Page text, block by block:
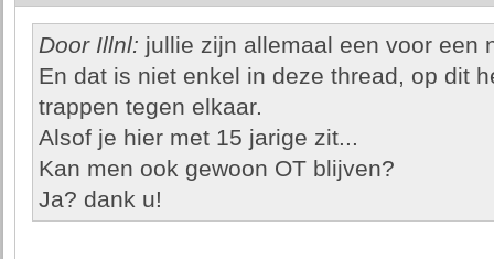
Door Illnl: jullie zijn allemaal een voor een
En dat is niet enkel in deze thread, op dit
trappen tegen elkaar.
Alsof je hier met 15 jarige zit...
Kan men ook gewoon OT blijven?
Ja? dank u!